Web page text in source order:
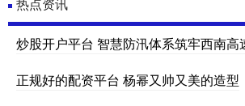
炒股开户平台 智慧防汛体系筑牢西南高
正规好的配资平台 杨幂又帅又美的造型